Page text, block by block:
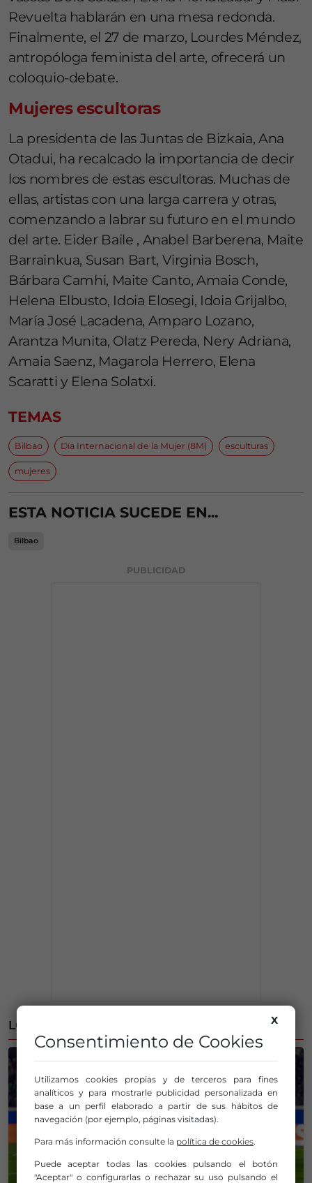
Revuelta hablarán en una mesa redonda.
Finalmente, el 27 de marzo, Lourdes Méndez,
antropóloga feminista del arte, ofrecerá un
coloquio-debate.
Mujeres escultoras
La presidenta de las Juntas de Bizkaia, Ana
Otadui, ha recalcado la importancia de decir
los nombres de estas escultoras. Muchas de
ellas, artistas con una larga carrera y otras,
comenzando a labrar su futuro en el mundo
del arte. Eider Baile , Anabel Barberena, Maite
Barrainkua, Susan Bart, Virginia Bosch,
Bárbara Camhi, Maite Canto, Amaia Conde,
Helena Elbusto, Idoia Elosegi, Idoia Grijalbo,
María José Lacadena, Amparo Lozano,
Arantza Munita, Olatz Pereda, Nery Adriana,
Amaia Saenz, Magarola Herrero, Elena
Scaratti y Elena Solatxi.
TEMAS
Bilbao Día Internacional de la Mujer (8M) esculturas
mujeres
ESTA NOTICIA SUCEDE EN...
Bilbao
PUBLICIDAD
LO MÁS LEÍDO X
Consentimiento de Cookies
Utilizamos cookies propias y de terceros para fines
analíticos y para mostrarle publicidad personalizada en
base a un perfil elaborado a partir de sus hábitos de
navegación (por ejemplo, páginas visitadas).
Para más información consulte la política de cookies.
Puede aceptar todas las cookies pulsando el botón
"Aceptar" o configurarlas o rechazar su uso pulsando el